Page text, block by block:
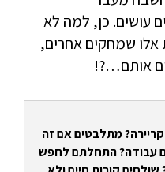
עושים. כן, למה לא
שמחקים אחרים,
אותם…?!
מתלבטים אם זה
עבודה? התחלתם לחפש